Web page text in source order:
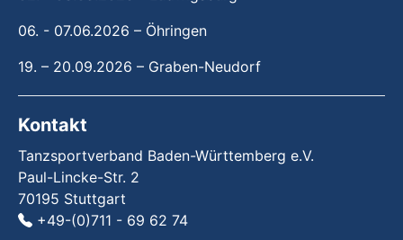
06. - 07.06.2026 – Öhringen
19. – 20.09.2026 – Graben-Neudorf
Kontakt
Tanzsportverband Baden-Württemberg e.V.
Paul-Lincke-Str. 2
70195 Stuttgart
+49-(0)711 - 69 62 74